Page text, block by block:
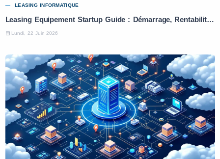
LEASING INFORMATIQUE
Leasing Equipement Startup Guide : Démarrage, Rentabilité et Conseils Pratiques
Lundi, 22 Juin 2026